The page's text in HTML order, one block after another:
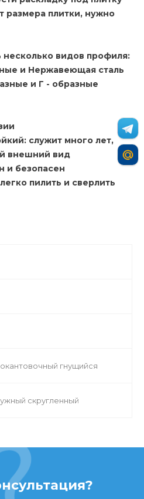
размера плитки, нужно
несколько видов профиля:
и Нержавеющая сталь
и Г - образные
служит много лет,
внешний вид
и безопасен
пилить и сверлить
гнущийся
скругленный